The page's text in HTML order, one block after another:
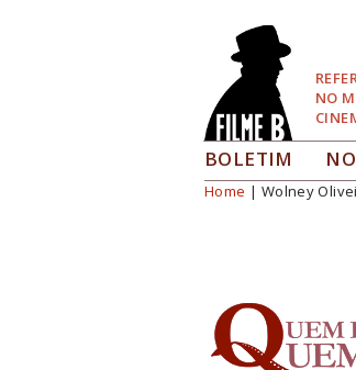
NO
BOLETIM
Você está
Home | Wolney